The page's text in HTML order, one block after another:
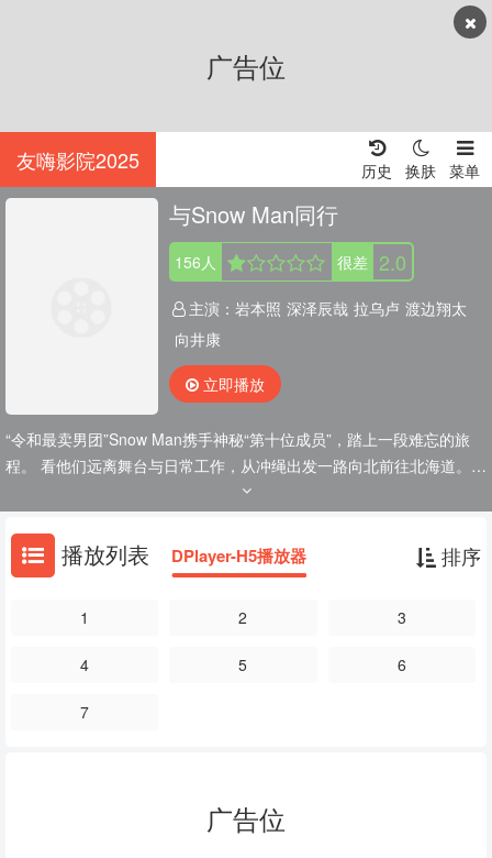
广告位
友嗨影院2025 菜单
换肤
历史
与Snow Man同行
156人 很差 2.0
主演：岩本照 深泽辰哉 拉乌卢 渡边翔太
向井康
立即播放
“令和最卖男团”Snow Man携手神秘“第十位成员”，踏上一段难忘的旅
程。 看他们远离舞台与日常工作，从冲绳出发一路向北前往北海道。
无脚本．零设限．百分百Snow Man，还独家收录未公开片段。
播放列表 排序
DPlayer-H5播放器
1 2 3
4 5 6
7
广告位